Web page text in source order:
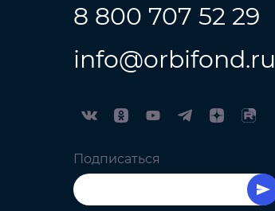
8 800 707 52 29
info@orbifond.ru
Подписаться